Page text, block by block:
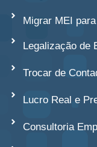
Migrar MEI
Legalização de
Trocar de
Lucro Real e
Consultoria